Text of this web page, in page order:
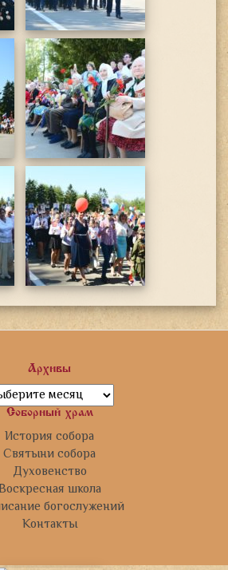
Архивы
Соборный храм
История собора
Святыни собора
Духовенство
школа
богослужений
Контакты